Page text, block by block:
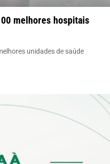
melhores hospitais
unidades de saúde